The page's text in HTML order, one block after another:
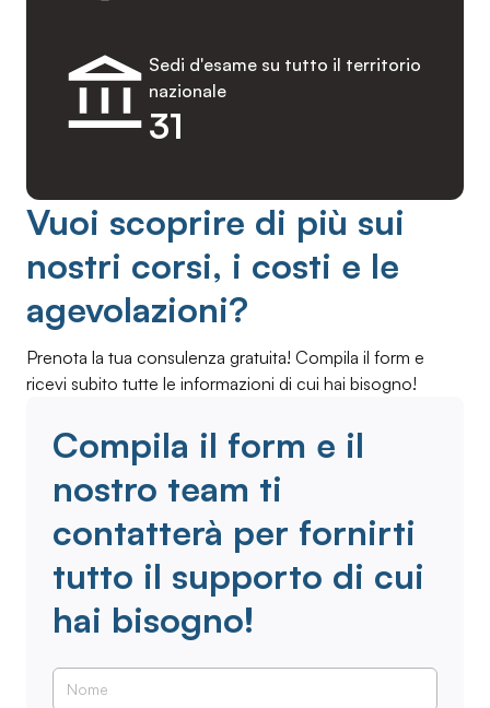
31
Sedi d'esame su tutto il territorio
nazionale
Vuoi scoprire di più sui
nostri corsi, i costi e le
agevolazioni?
Prenota la tua consulenza gratuita! Compila il form e
ricevi subito tutte le informazioni di cui hai bisogno!
Compila il form e il
nostro team ti
contatterà per fornirti
tutto il supporto di cui
hai bisogno!